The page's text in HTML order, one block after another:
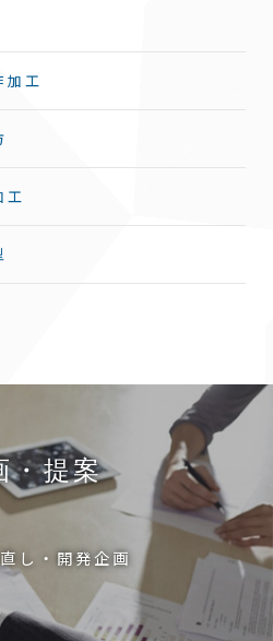
工
・提案
し・開発企画